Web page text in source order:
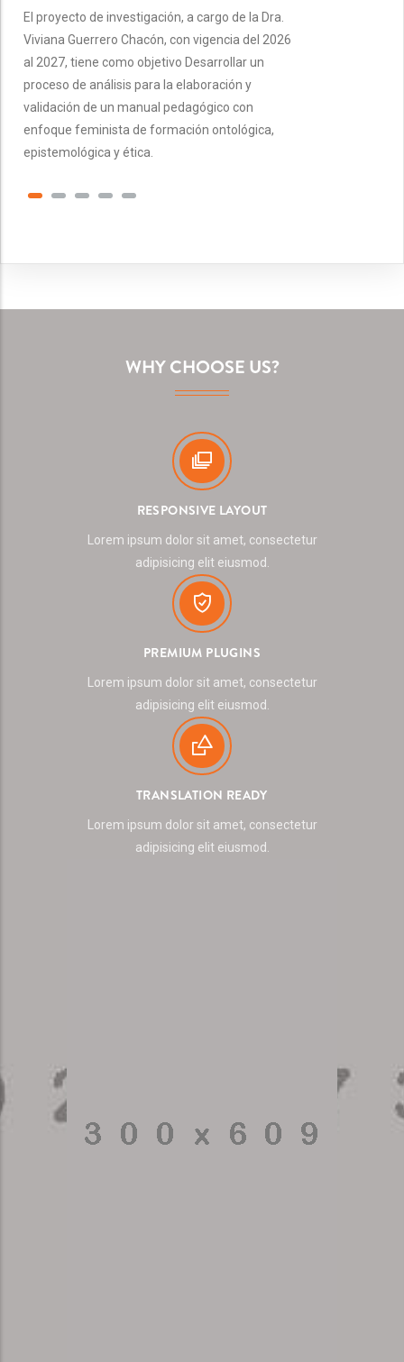
El proyecto de investigación, a cargo de la Dra.
Viviana Guerrero Chacón, con vigencia del 2026
al 2027, tiene como objetivo Desarrollar un
proceso de análisis para la elaboración y
validación de un manual pedagógico con
enfoque feminista de formación ontológica,
epistemológica y ética.
WHY CHOOSE US?
RESPONSIVE LAYOUT
Lorem ipsum dolor sit amet, consectetur
adipisicing elit eiusmod.
PREMIUM PLUGINS
Lorem ipsum dolor sit amet, consectetur
adipisicing elit eiusmod.
TRANSLATION READY
Lorem ipsum dolor sit amet, consectetur
adipisicing elit eiusmod.